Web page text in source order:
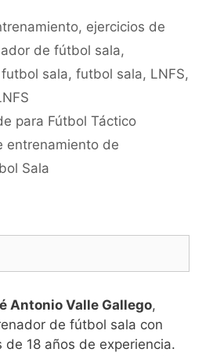
, ejercicios de
de fútbol sala,
sala, futbol sala, LNFS,
para Fútbol Táctico
entrenamiento de
Sala
Antonio Valle Gallego,
de fútbol sala con
de 18 años de experiencia.